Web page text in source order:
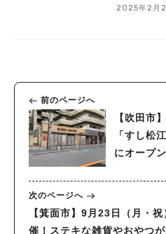
2025年2月
前のページへ
【吹田市
「すし松
にオープ
次のページへ
【箕面市】9月23日（月・祝
催！ステキな雑貨やおやつ